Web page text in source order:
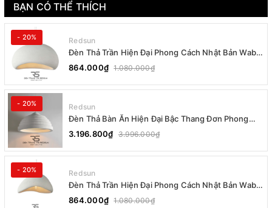
BẠN CÓ THỂ THÍCH
- 20% Redsun
Đèn Thả Trần Hiện Đại Phong Cách Nhật Bản Wabi-
sabi CDT-T036 Dáng B
864.000₫ 1.080.000₫
- 20% Redsun
Đèn Thả Bàn Ăn Hiện Đại Bậc Thang Đơn Phong
Cách Nhật Bản Wabi-sabi DC-T078B
3.196.800₫ 3.996.000₫
- 20% Redsun
Đèn Thả Trần Hiện Đại Phong Cách Nhật Bản Wabi-
sabi CDT-T036 Dáng A
864.000₫ 1.080.000₫